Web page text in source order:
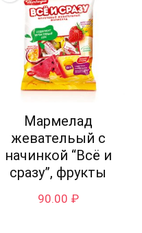
Мармелад
жевательый с
начинкой “Всё и
сразу”, фрукты
90.00 ₽